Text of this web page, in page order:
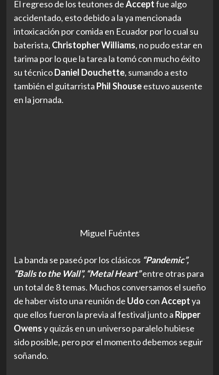
El regreso de los teutones deAcceptfue algo
accidentado, esto debido a la ya mencionada
intoxicación por comida en Ecuador por lo cual su
baterista, Christopher Williams, no pudo estar en
tarima por lo que la tarea la tomó con mucho éxito
su técnicoDaniel Douchette, sumando a esto
también el guitarrista Phil Shouseestuvo ausente
en la jornada.
Miguel Fuéntes
La banda se paseó por los clásicos “Pandemic”,
“Balls to the Wall”, “Metal Heart”entre otras para
un total de 8 temas. Muchos conversamos el sueño
de haber visto una reunión de Udo conAcceptya
que ellos fueron la previa al festival junto a Ripper
Owensy quizás en un universo paralelo hubiese
sido posible, pero por el momento debemos seguir
soñando.